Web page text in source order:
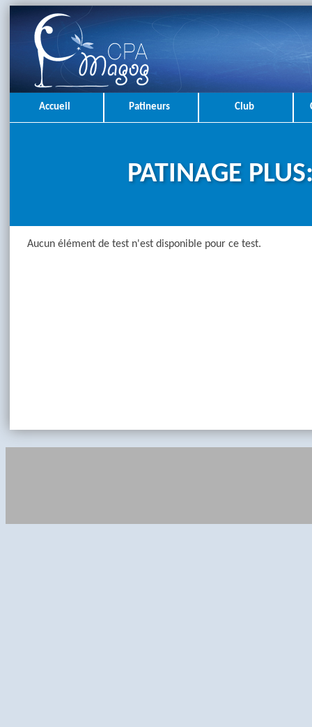
Accueil Patineurs Club
PATINAGE
Aucun élément de test n'est disponible pour ce test.